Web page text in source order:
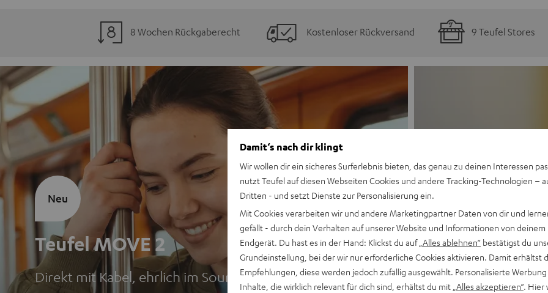
8 Wochen Rückgaberecht Kostenloser Rückversand 9 Teufel Stores
Teufel MOVE 2
Direkt mit Kabel, ehrlich im Sound
Neu
MOTIV®
Stil trifft Sound
Damit‘s nach dir klingt
Wir wollen dir ein sicheres Surferlebnis bieten, das genau zu deinen Interessen
nutzt Teufel auf diesen Webseiten Cookies und andere Tracking-Technologien –
Dritten - und setzt Dienste zur Personalisierung ein.
Mit Cookies verarbeiten wir und andere Marketingpartner Daten von dir und
gefällt - durch dein Verhalten auf unserer Website und Informationen von deinem
Endgerät. Du hast es in der Hand: Klickst du auf „Alles ablehnen“ bestätigst du
Grundeinstellung, bei der wir nur erforderliche Cookies aktivieren. Damit erhältst
Empfehlungen, diese werden jedoch zufällig ausgewählt. Personalisierte
Inhalte, die wirklich relevant für dich sind, erhältst du mit „Alles akzeptieren“. Hier